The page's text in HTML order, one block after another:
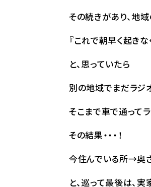
その続きがあり、地
『これで朝早く起き
と、思っていたら
別の地域でまだラジ
そこまで車で通って
その結果・・・！
今住んでいる所→奥
と、巡って最後は、